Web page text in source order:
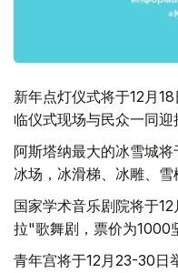
新年点灯仪式将于12月
临仪式现场与民众一同迎
阿斯塔纳最大的冰雪城
冰场，冰滑梯、冰雕、雪
国家学术音乐剧院将于
拉"歌舞剧，票价为1000
青年宫将于12月23-30日